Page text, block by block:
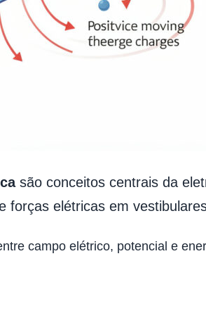
são conceitos centrais da
forças elétricas em
campo elétrico, potencial e